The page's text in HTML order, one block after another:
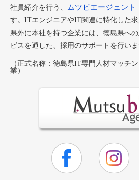
社員紹介を行う、
ムツビエージェント
す。ITエンジニアやIT関連に特化した
県外に本社を持つ企業には、徳島県へ
ビスを通した、採用のサポートを行いま
（正式名称：徳島県IT専門人材マッチ
業）